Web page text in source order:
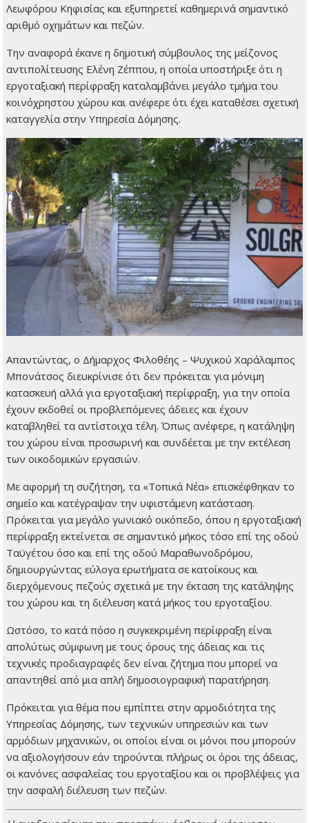
Λεωφόρου Κηφισίας και εξυπηρετεί καθημερινά σημαντικό
αριθμό οχημάτων και πεζών.
Την αναφορά έκανε η δημοτική σύμβουλος της μείζονος
αντιπολίτευσης Ελένη Ζέππου, η οποία υποστήριξε ότι η
εργοταξιακή περίφραξη καταλαμβάνει μεγάλο τμήμα του
κοινόχρηστου χώρου και ανέφερε ότι έχει καταθέσει σχετική
καταγγελία στην Υπηρεσία Δόμησης.
Απαντώντας, ο Δήμαρχος Φιλοθέης – Ψυχικού Χαράλαμπος
Μπονάτσος διευκρίνισε ότι δεν πρόκειται για μόνιμη
κατασκευή αλλά για εργοταξιακή περίφραξη, για την οποία
έχουν εκδοθεί οι προβλεπόμενες άδειες και έχουν
καταβληθεί τα αντίστοιχα τέλη. Όπως ανέφερε, η κατάληψη
του χώρου είναι προσωρινή και συνδέεται με την εκτέλεση
των οικοδομικών εργασιών.
Με αφορμή τη συζήτηση, τα «Τοπικά Νέα» επισκέφθηκαν το
σημείο και κατέγραψαν την υφιστάμενη κατάσταση.
Πρόκειται για μεγάλο γωνιακό οικόπεδο, όπου η εργοταξιακή
περίφραξη εκτείνεται σε σημαντικό μήκος τόσο επί της οδού
Ταϋγέτου όσο και επί της οδού Μαραθωνοδρόμου,
δημιουργώντας εύλογα ερωτήματα σε κατοίκους και
διερχόμενους πεζούς σχετικά με την έκταση της κατάληψης
του χώρου και τη διέλευση κατά μήκος του εργοταξίου.
Ωστόσο, το κατά πόσο η συγκεκριμένη περίφραξη είναι
απολύτως σύμφωνη με τους όρους της άδειας και τις
τεχνικές προδιαγραφές δεν είναι ζήτημα που μπορεί να
απαντηθεί από μια απλή δημοσιογραφική παρατήρηση.
Πρόκειται για θέμα που εμπίπτει στην αρμοδιότητα της
Υπηρεσίας Δόμησης, των τεχνικών υπηρεσιών και των
αρμόδιων μηχανικών, οι οποίοι είναι οι μόνοι που μπορούν
να αξιολογήσουν εάν τηρούνται πλήρως οι όροι της άδειας,
οι κανόνες ασφαλείας του εργοταξίου και οι προβλέψεις για
την ασφαλή διέλευση των πεζών.